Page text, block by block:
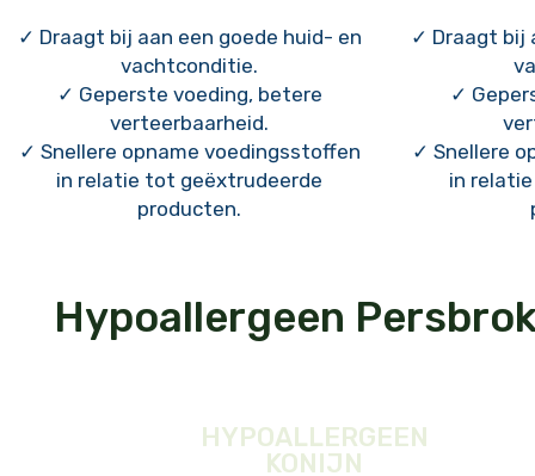
✓ Draagt bij aan een goede huid- en
vachtconditie.
✓ Geperste voeding, betere
verteerbaarheid.
✓ Snellere opname voedingsstoffen
in relatie tot geëxtrudeerde
producten.
✓ Draagt bij
✓
✓ Snellere
in
Hypoallergeen
HYPOALLERGEEN
KONIJN